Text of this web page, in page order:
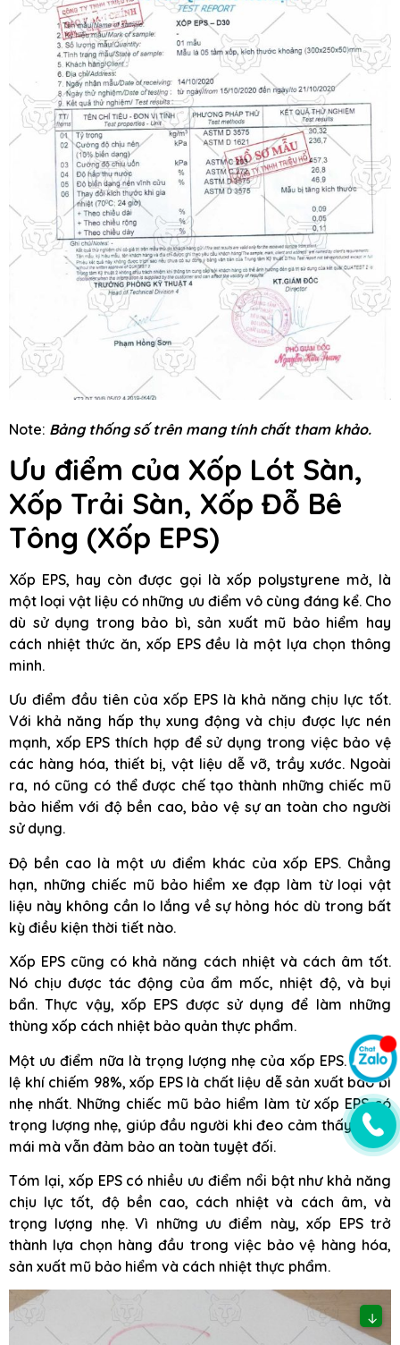
Note: Bảng thống số trên mang tính chất tham khảo.
Ưu điểm của Xốp Lót Sàn,
Xốp Trải Sàn, Xốp Đỗ Bê
Tông (Xốp EPS)
Xốp EPS, hay còn được gọi là xốp polystyrene mở, là
một loại vật liệu có những ưu điểm vô cùng đáng kể. Cho
dù sử dụng trong bảo bì, sản xuất mũ bảo hiểm hay
cách nhiệt thức ăn, xốp EPS đều là một lựa chọn thông
minh.
Ưu điểm đầu tiên của xốp EPS là khả năng chịu lực tốt.
Với khả năng hấp thụ xung động và chịu được lực nén
mạnh, xốp EPS thích hợp để sử dụng trong việc bảo vệ
các hàng hóa, thiết bị, vật liệu dễ vỡ, trầy xước. Ngoài
ra, nó cũng có thể được chế tạo thành những chiếc mũ
bảo hiểm với độ bền cao, bảo vệ sự an toàn cho người
sử dụng.
Độ bền cao là một ưu điểm khác của xốp EPS. Chẳng
hạn, những chiếc mũ bảo hiểm xe đạp làm từ loại vật
liệu này không cần lo lắng về sự hỏng hóc dù trong bất
kỳ điều kiện thời tiết nào.
Xốp EPS cũng có khả năng cách nhiệt và cách âm tốt.
Nó chịu được tác động của ẩm mốc, nhiệt độ, và bụi
bẩn. Thực vậy, xốp EPS được sử dụng để làm những
thùng xốp cách nhiệt bảo quản thực phẩm.
Một ưu điểm nữa là trọng lượng nhẹ của xốp EPS. Với tỷ
lệ khí chiếm 98%, xốp EPS là chất liệu dễ sản xuất bao bì
nhẹ nhất. Những chiếc mũ bảo hiểm làm từ xốp EPS có
trọng lượng nhẹ, giúp đầu người khi đeo cảm thấy thoải
mái mà vẫn đảm bảo an toàn tuyệt đối.
Tóm lại, xốp EPS có nhiều ưu điểm nổi bật như khả năng
chịu lực tốt, độ bền cao, cách nhiệt và cách âm, và
trọng lượng nhẹ. Vì những ưu điểm này, xốp EPS trở
thành lựa chọn hàng đầu trong việc bảo vệ hàng hóa,
sản xuất mũ bảo hiểm và cách nhiệt thực phẩm.
↓